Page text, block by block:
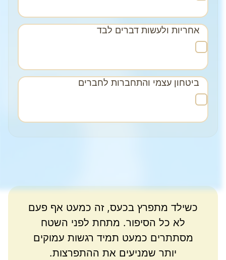
אחריות ולעשות דברים לבד
ביטחון עצמי והתחברות לחברים
כשילד מתפרץ בכעס, זה כמעט אף פעם
לא כל הסיפור. מתחת לפני השטח
מסתתרים כמעט תמיד רגשות עמוקים
יותר שמניעים את ההתפרצות.